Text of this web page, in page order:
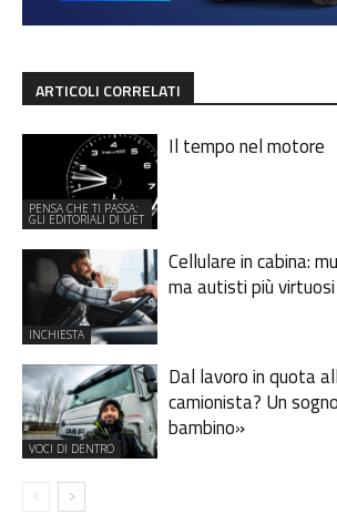
ARTICOLI CORRELATI
PENSA CHE TI PASSA:
GLI EDITORIALI DI UET
Il tempo nel motore
INCHIESTA
Cellulare in cabina:
ma autisti più virtuosi
VOCI DI DENTRO
Dal lavoro in quota
camionista? Un
bambino»